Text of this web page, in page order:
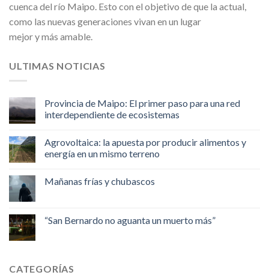
cuenca del río Maipo. Esto con el objetivo de que la actual,
como las nuevas generaciones vivan en un lugar
mejor y más amable.
ULTIMAS NOTICIAS
Provincia de Maipo: El primer paso para una red
interdependiente de ecosistemas
Agrovoltaica: la apuesta por producir alimentos y
energía en un mismo terreno
Mañanas frías y chubascos
“San Bernardo no aguanta un muerto más”
CATEGORÍAS